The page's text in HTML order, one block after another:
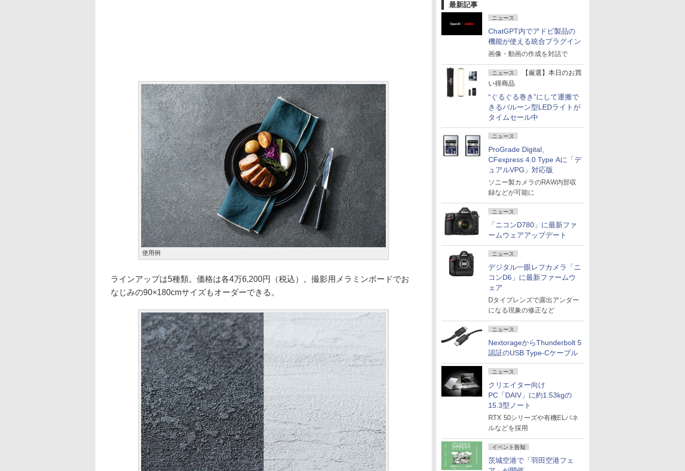
最新記事
ニュース
ChatGPT内でアドビ製品の
機能が使える統合プラグイン
画像・動画の作成を対話で
ニュース
【厳選】本日のお買
い得商品
“ぐるぐる巻き”にして運搬で
きるバルーン型LEDライトが
タイムセール中
ニュース
ProGrade Digital、
CFexpress 4.0 Type Aに「デ
ュアルVPG」対応版
ソニー製カメラのRAW内部収
録などが可能に
ニュース
「ニコンD780」に最新ファ
ームウェアアップデート
ニュース
デジタル一眼レフカメラ「ニ
コンD6」に最新ファームウ
ェア
Dタイプレンズで露出アンダー
になる現象の修正など
ニュース
NextorageからThunderbolt 5
認証のUSB Type-Cケーブル
ニュース
クリエイター向け
PC「DAIV」に約1.53kgの
15.3型ノート
RTX 50シリーズや有機ELパネ
ルなどを採用
イベント告知
茨城空港で「羽田空港フェ
使用例
ラインアップは5種類。価格は各4万6,200円（税込）。撮影用メラミンボードでお
なじみの90×180cmサイズもオーダーできる。